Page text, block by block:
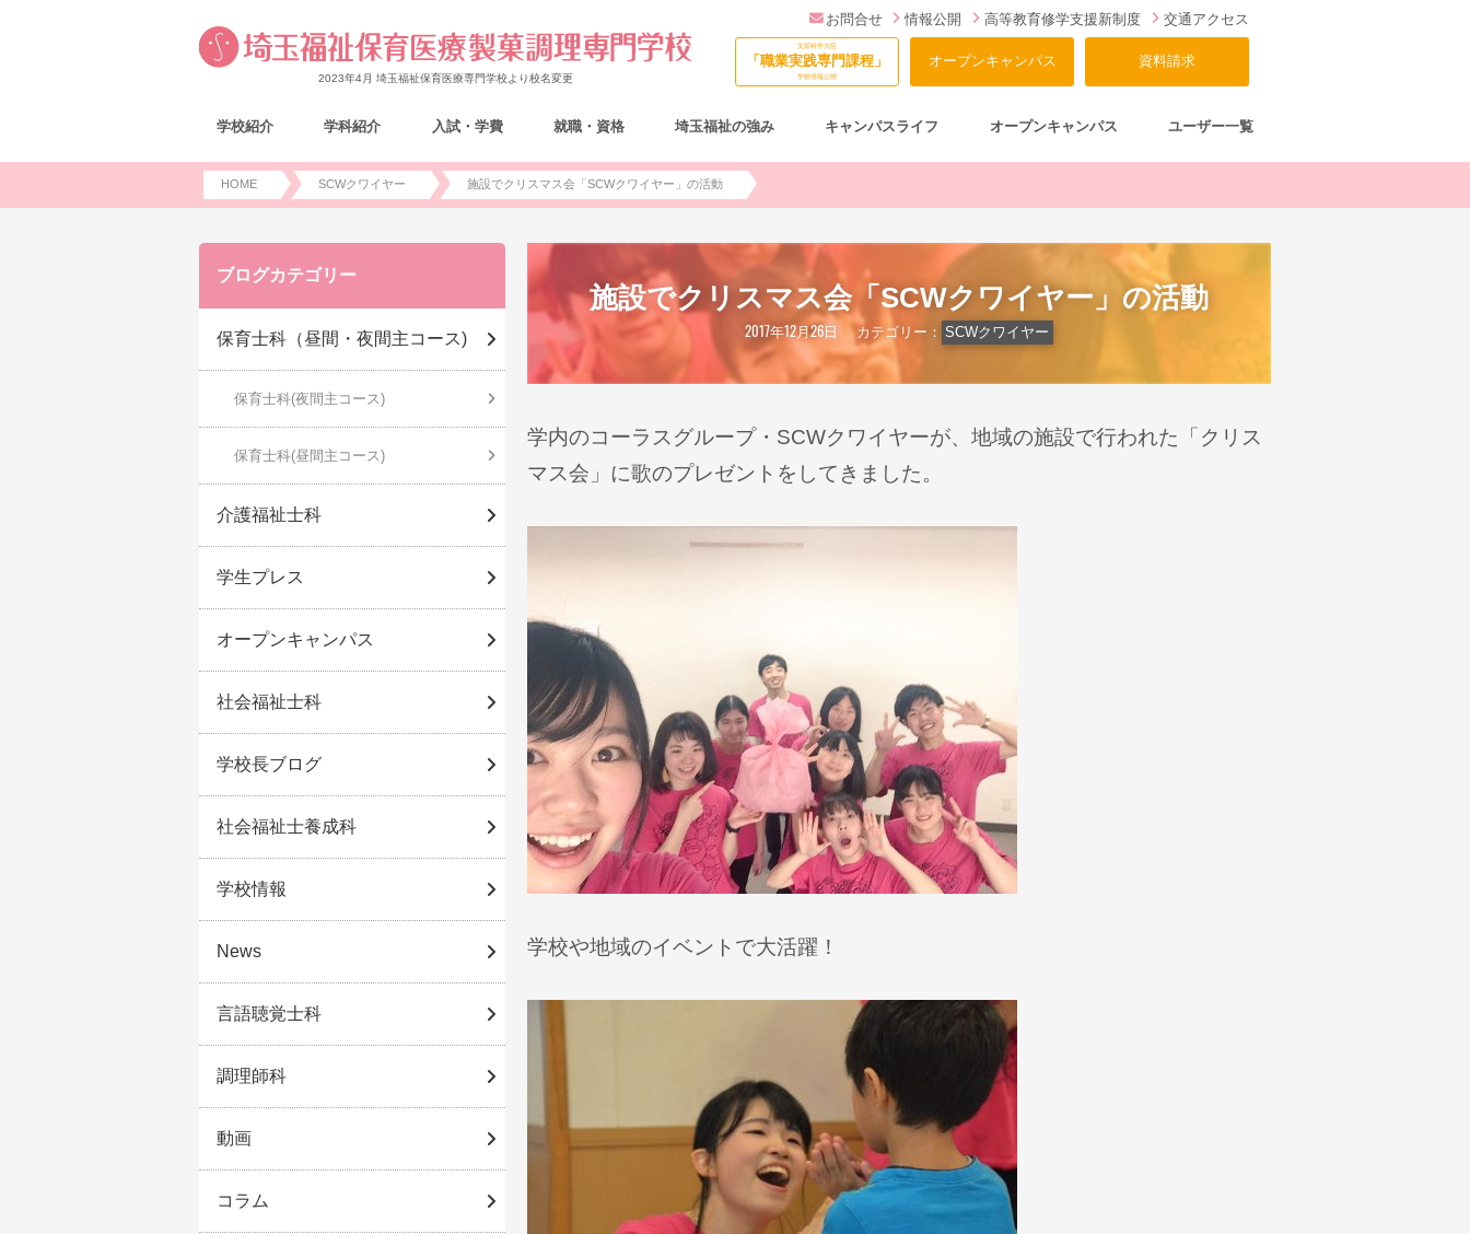
2023年4月 埼玉福祉保育医療専門学校より校名変更
お問合せ 情報公開 高等教育修学支援新制度 交通アクセス
文部科学大臣
「職業実践専門課程」
学校情報公開
オープンキャンパス 資料請求
学校紹介 学科紹介 入試・学費 就職・資格 埼玉福祉の強み キャンパスライフ オープンキャンパス ユーザー一覧
HOME SCWクワイヤー 施設でクリスマス会「SCWクワイヤー」の活動
施設でクリスマス会「SCWクワイヤー」の活動
2017年12月26日 カテゴリー： SCWクワイヤー
学内のコーラスグループ・SCWクワイヤーが、地域の施設で行われた「クリス
マス会」に歌のプレゼントをしてきました。
学校や地域のイベントで大活躍！
ブログカテゴリー
保育士科（昼間・夜間主コース)
保育士科(夜間主コース)
保育士科(昼間主コース)
介護福祉士科
学生プレス
オープンキャンパス
社会福祉士科
学校長ブログ
社会福祉士養成科
学校情報
News
言語聴覚士科
調理師科
動画
コラム